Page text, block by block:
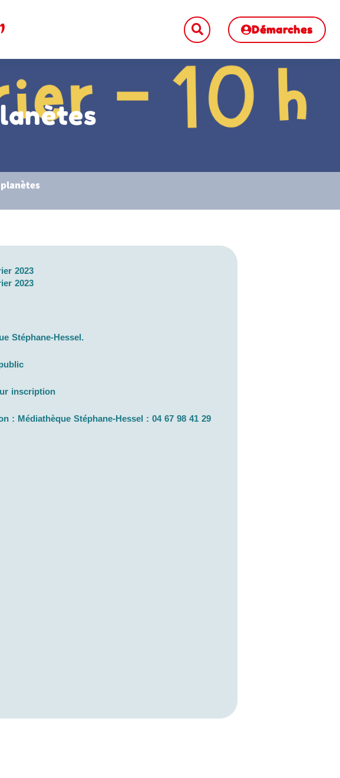
Démarches
2023
2023
Stéphane-Hessel.
inscription
: Médiathèque Stéphane-Hessel : 04 67 98 41 29